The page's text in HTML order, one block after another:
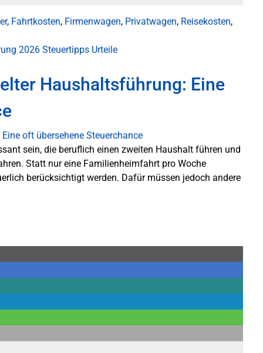
, Fahrtkosten, Firmenwagen, Privatwagen, Reisekosten,
2026 Steuertipps Urteile
Haushaltsführung: Eine
sein, die beruflich einen zweiten Haushalt führen und
Statt nur eine Familienheimfahrt pro Woche
berücksichtigt werden. Dafür müssen jedoch andere